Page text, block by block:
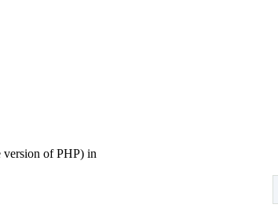
version of PHP) in